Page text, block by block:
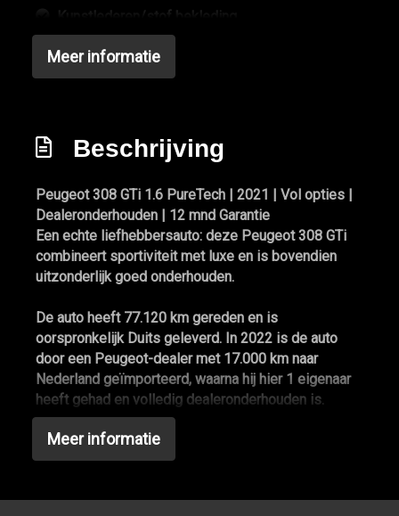
Kunstlederen/stof bekleding
Lendesteun(en) verstelbaar
Microvezel bekleding
Passagiersstoel in hoogte verstelbaar
Sportstuur
Stuur leder
Stuur verstelbaar
Stuurbekrachtiging
Stuurbekrachtiging snelheidsafhankelijk
Voorstoel(en) met massagefunctie
Voorstoelen in hoogte verstelbaar
Voorstoelen verwarmd
Exterieur
Meer informatie
Beschrijving
Peugeot 308 GTi 1.6 PureTech | 2021 | Vol opties |
Dealeronderhouden | 12 mnd Garantie
Een echte liefhebbersauto: deze Peugeot 308 GTi
combineert sportiviteit met luxe en is bovendien
uitzonderlijk goed onderhouden.
De auto heeft 77.120 km gereden en is
oorspronkelijk Duits geleverd. In 2022 is de auto
door een Peugeot-dealer met 17.000 km naar
Nederland geïmporteerd, waarna hij hier 1 eigenaar
heeft gehad en volledig dealeronderhouden is.
Recent is er veel onderhoud uitgevoerd:
Distributieketting vervangen
4 nieuwe Hankook sportbanden
Meer informatie